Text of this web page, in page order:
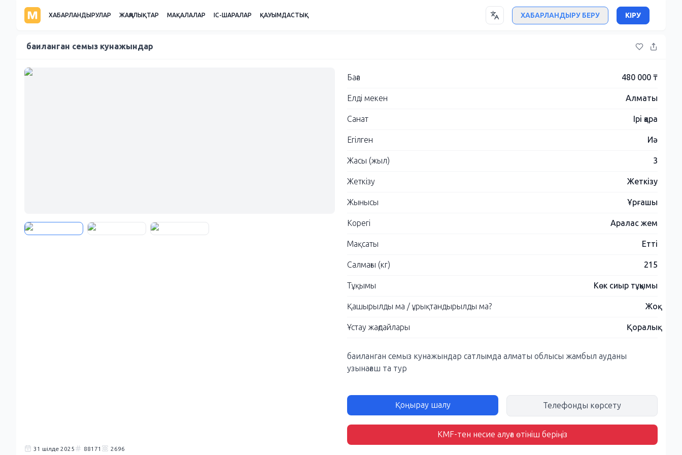
ХАБАРЛАНДЫРУЛАР ЖАҢАЛЫҚТАР МАҚАЛАЛАР ІС-ШАРАЛАР ҚАУЫМДАСТЫҚ ХАБАРЛАНДЫРУ БЕРУ КІРУ
баиланган семыз кунажындар
Баға 480 000 ₸
Елді мекен Алматы
Санат Ірі қара
Егілген Иә
Жасы (жыл) 3
Жеткізу Жеткізу
Жынысы Ұрғашы
Корегі Аралас жем
Мақсаты Етті
Салмағы (кг) 215
Тұқымы Көк сиыр тұқымы
Қашырылды ма / ұрықтандырылды ма? Жоқ
Ұстау жағдайлары Қоралық
баиланган семыз кунажындар сатлымда алматы облысы жамбыл ауданы
узынағаш та тур
Қоңырау шалу Телефонды көрсету
KMF-тен несие алуға өтініш беріңіз
31 шілде 2025 88171 2696